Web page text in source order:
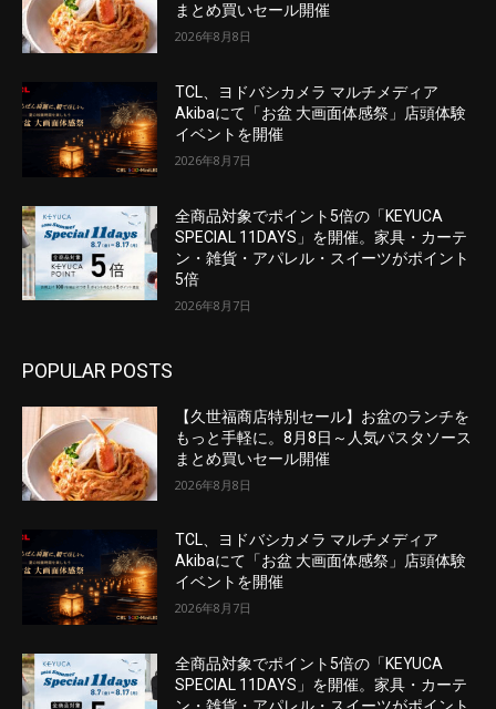
まとめ買いセール開催
2026年8月8日
TCL、ヨドバシカメラ マルチメディア
Akibaにて「お盆 大画面体感祭」店頭体験
イベントを開催
2026年8月7日
全商品対象でポイント5倍の「KEYUCA
SPECIAL 11DAYS」を開催。家具・カーテ
ン・雑貨・アパレル・スイーツがポイント
5倍
2026年8月7日
POPULAR POSTS
【久世福商店特別セール】お盆のランチを
もっと手軽に。8月8日～人気パスタソース
まとめ買いセール開催
2026年8月8日
TCL、ヨドバシカメラ マルチメディア
Akibaにて「お盆 大画面体感祭」店頭体験
イベントを開催
2026年8月7日
全商品対象でポイント5倍の「KEYUCA
SPECIAL 11DAYS」を開催。家具・カーテ